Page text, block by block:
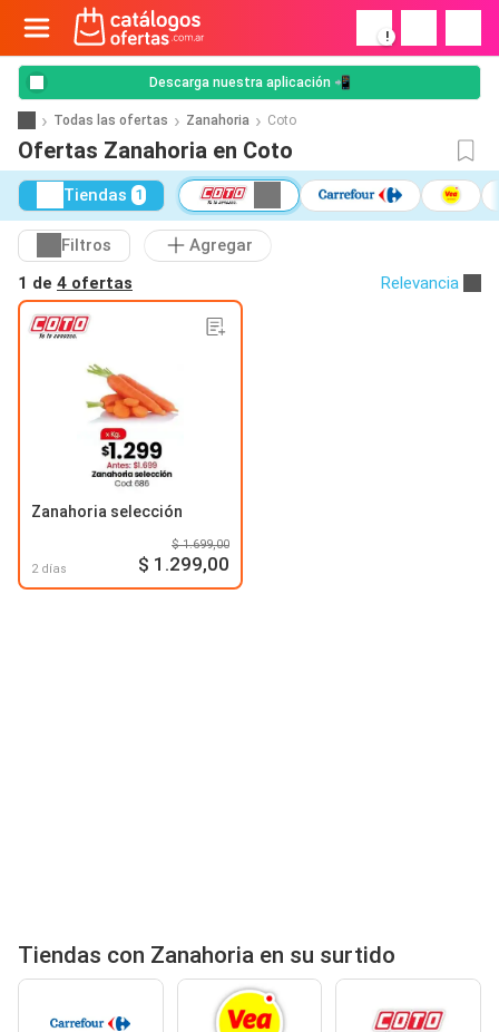
!
Descarga nuestra aplicación 📲
Todas las ofertas Zanahoria Coto
Ofertas Zanahoria en Coto
Tiendas 1
Filtros
Agregar
1 de 4 ofertas Relevancia
Zanahoria selección
2 días
$ 1.699,00
$ 1.299,00
Tiendas con Zanahoria en su surtido